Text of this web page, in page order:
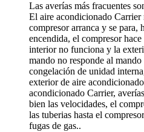
Las averías más fracuentes
El aire acondicionado Carrier
compresor arranca y se para,
encendida, el compresor
interior no funciona y la
mando no responde al
congelación de unidad
exterior de aire
acondicionado Carrier,
bien las velocidades, el
las tuberias hasta el
fugas de gas..